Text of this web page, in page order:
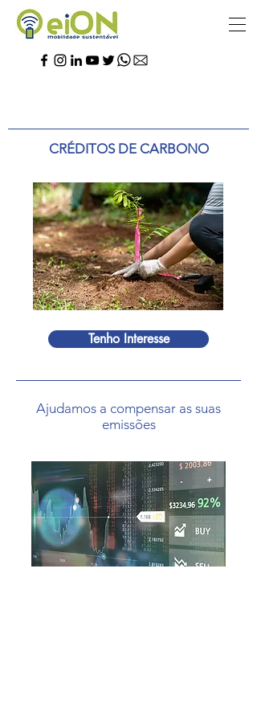
CRÉDITOS DE CARBONO
Tenho Interesse
Ajudamos a compensar as suas
emissões